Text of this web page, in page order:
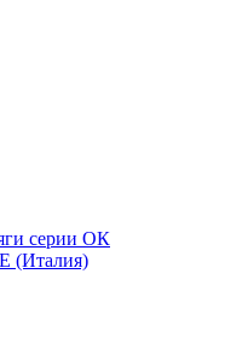
серии ОК
(Италия)